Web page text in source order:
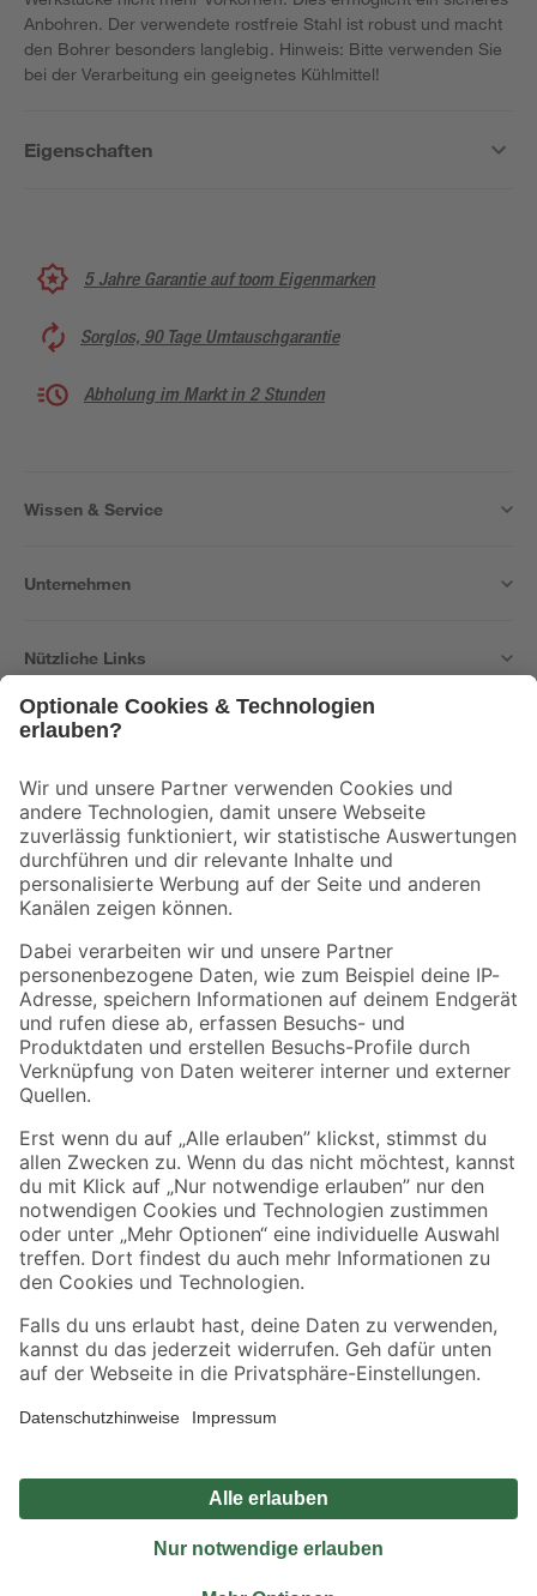
Anbohren. Der verwendete rostfreie Stahl ist robust und macht
den Bohrer besonders langlebig. Hinweis: Bitte verwenden Sie
bei der Verarbeitung ein geeignetes Kühlmittel!
Eigenschaften
5 Jahre Garantie auf toom Eigenmarken
Sorglos, 90 Tage Umtauschgarantie
Abholung im Markt in 2 Stunden
Wissen & Service
Unternehmen
Nützliche Links
Der toom Newsletter: Keine Angebote und Aktionen mehr verpassen!
Zur Newsletter Anmeldung
Folge uns
Zahlungsarten Versandarten
Sicher einkaufen
Jetzt die toom-App herunterladen
Alle Preisangaben in EUR inkl. gesetzl. MwSt.. Die dargestellten Angebote sind unter
Umständen nicht in allen Märkten verfügbar. Die angegebenen Verfügbarkeiten beziehen
Produkte nur solange der Vorrat reicht.
*Paketversand ab 59 € versandkostenfrei, gilt nicht für Artikel mit Speditionsversand, hier
Privatsphäre Impressum
Nutzungsbedingungen
Widerrufsrecht
Vertrag widerrufen